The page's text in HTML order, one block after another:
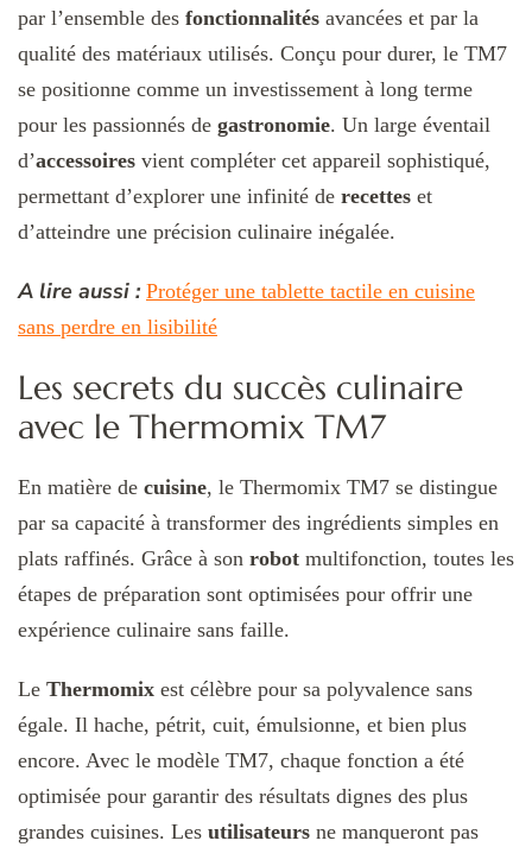
par l’ensemble des fonctionnalités avancées et par la
qualité des matériaux utilisés. Conçu pour durer, le TM7
se positionne comme un investissement à long terme
pour les passionnés de gastronomie. Un large éventail
d’accessoires vient compléter cet appareil sophistiqué,
permettant d’explorer une infinité de recettes et
d’atteindre une précision culinaire inégalée.
A lire aussi : Protéger une tablette tactile en cuisine
sans perdre en lisibilité
Les secrets du succès culinaire
avec le Thermomix TM7
En matière de cuisine, le Thermomix TM7 se distingue
par sa capacité à transformer des ingrédients simples en
plats raffinés. Grâce à son robot multifonction, toutes les
étapes de préparation sont optimisées pour offrir une
expérience culinaire sans faille.
Le Thermomix est célèbre pour sa polyvalence sans
égale. Il hache, pétrit, cuit, émulsionne, et bien plus
encore. Avec le modèle TM7, chaque fonction a été
optimisée pour garantir des résultats dignes des plus
grandes cuisines. Les utilisateurs ne manqueront pas